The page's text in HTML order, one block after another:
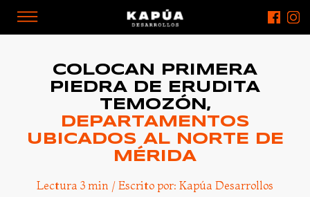
COLOCAN PRIMERA
PIEDRA DE ERUDITA
TEMOZÓN,
DEPARTAMENTOS
UBICADOS AL NORTE DE
MÉRIDA
Lectura 3 min / Escrito por: Kapúa Desarrollos